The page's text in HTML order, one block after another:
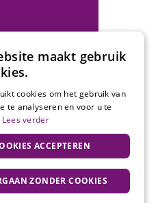
maakt gebruik
cookies om het gebruik van
te analyseren en voor u te
Lees verder
ACCEPTEREN
ZONDER COOKIES